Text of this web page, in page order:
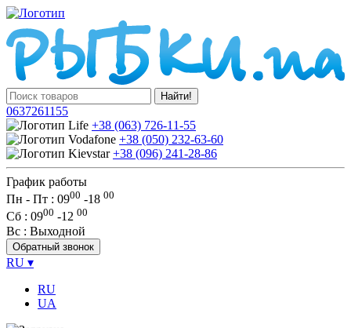
Найти!
0637261155
+38 (063) 726-11-55
+38 (050) 232-63-60
+38 (096) 241-28-86
График работы
Пн - Пт : 0900 -18 00
Сб : 0900 -12 00
Вс : Выходной
Обратный звонок
RU ▾
RU
UA